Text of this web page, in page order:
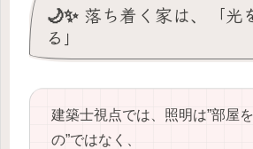
🌙✨ 落ち着く家は、「光
る」
建築士視点では、照明は”部屋
の”ではなく、